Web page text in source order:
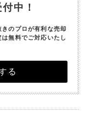
中！
きのプロが有利な売却
無料でご対応いたし
る